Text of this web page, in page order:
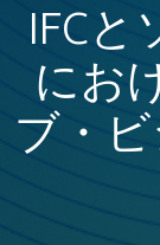
IFCと
にお
ブ・